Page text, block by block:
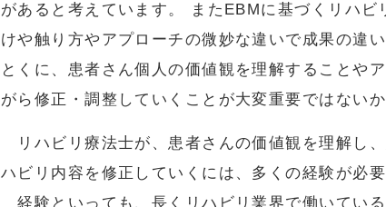
があると考えています。 またEBMに基づくリハ
けや触り方やアプローチの微妙な違いで成果の違
とくに、患者さん個人の価値観を理解することや
がら修正・調整していくことが大変重要ではない
リハビリ療法士が、患者さんの価値観を理解し
ハビリ内容を修正していくには、多くの経験が必
経験といっても、長くリハビリ業界で働いてい